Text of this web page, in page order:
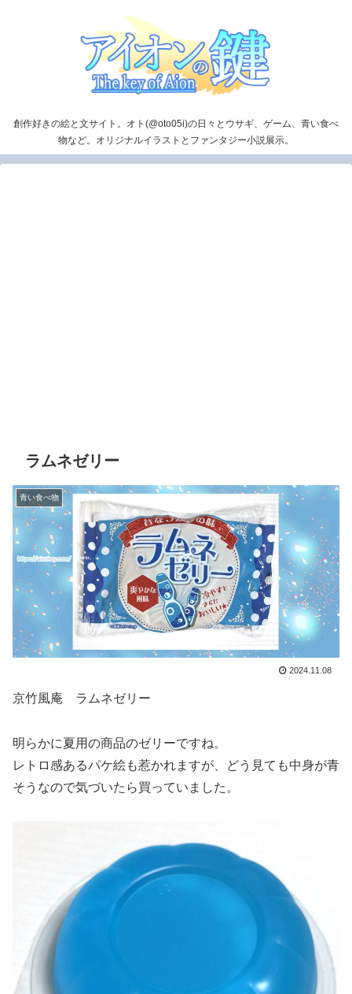
創作好きの絵と文サイト。オト(@oto05i)の日々とウサギ、ゲーム、青い食べ
物など。オリジナルイラストとファンタジー小説展示。
ラムネゼリー
青い食べ物
2024.11.08
京竹風庵 ラムネゼリー
明らかに夏用の商品のゼリーですね。
レトロ感あるパケ絵も惹かれますが、どう見ても中身が青
そうなので気づいたら買っていました。